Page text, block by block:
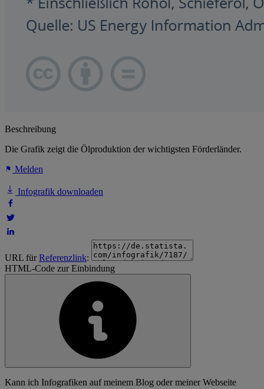
Beschreibung
Die Grafik zeigt die Ölproduktion der wichtigsten Förderländer.
Melden
Infografik downloaden
URL fürReferenzlink:
HTML-Code zur Einbindung
Kann ich Infografiken auf meinem Blog oder meiner Webseite